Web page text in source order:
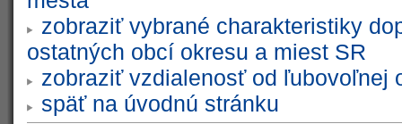
zobraziť vybrané charakteristiky
ostatných obcí okresu a miest SR
zobraziť vzdialenosť od ľubovoľnej
späť na úvodnú stránku